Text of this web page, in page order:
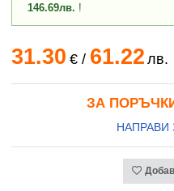
146.69лв. !
31.30 €/ 61.22 лв.
ЗА
НАПРАВИ